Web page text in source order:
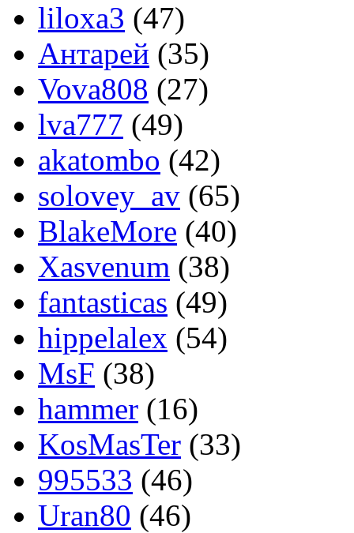
liloxa3 (47)
Антарей (35)
Vova808 (27)
lva777 (49)
akatombo (42)
solovey_av (65)
BlakeMore (40)
Xasvenum (38)
fantasticas (49)
hippelalex (54)
MsF (38)
hammer (16)
KosMasTer (33)
995533 (46)
Uran80 (46)